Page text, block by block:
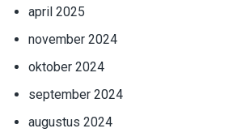
april 2025
november 2024
oktober 2024
september 2024
augustus 2024